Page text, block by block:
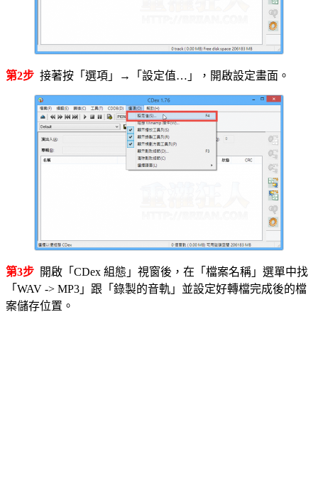
第2步 接著按「選項」→「設定值…」，開啟設定畫面。
第3步 開啟「CDex 組態」視窗後，在「檔案名稱」選單中找
「WAV -> MP3」跟「錄製的音軌」並設定好轉檔完成後的檔
案儲存位置。